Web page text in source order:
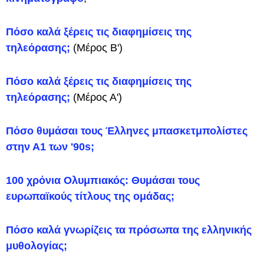
Πόσο καλά ξέρεις τις διαφημίσεις της
τηλεόρασης; (Μέρος Β')
Πόσο καλά ξέρεις τις διαφημίσεις της
τηλεόρασης; (Μέρος Α')
Πόσο θυμάσαι τους Έλληνες μπασκετμπολίστες
στην Α1 των '90s;
100 χρόνια Ολυμπιακός: Θυμάσαι τους
ευρωπαϊκούς τίτλους της ομάδας;
Πόσο καλά γνωρίζεις τα πρόσωπα της ελληνικής
μυθολογίας;